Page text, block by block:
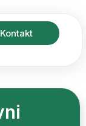
Kontakt